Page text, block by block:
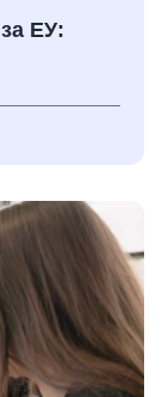
ЕУ: